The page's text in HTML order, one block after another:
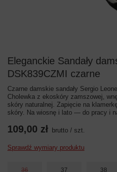
Eleganckie Sandały
DSK839CZMI czarne
Czarne damskie sandały Sergio
Cholewka z ekoskóry zamszowej,
skóry naturalnej. Zapięcie na
skóry. Na wiosnę i lato — do pracy i
109,00 zł brutto / szt.
Sprawdź wymiary produktu
36 37 38